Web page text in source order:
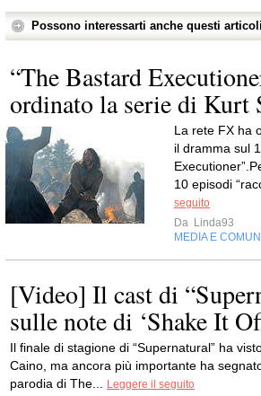
Possono interessarti anche questi
“The Bastard
ordinato la serie di Kurt
La rete FX ha
il dramma sul
10 episodi
seguito
Da Linda93
MEDIA E
[Video] Il cast di
sulle note di ‘Shake It
Il finale di stagione di “Supernatural” ha
Caino, ma ancora più importante ha
parodia di The...
Leggere il seguito